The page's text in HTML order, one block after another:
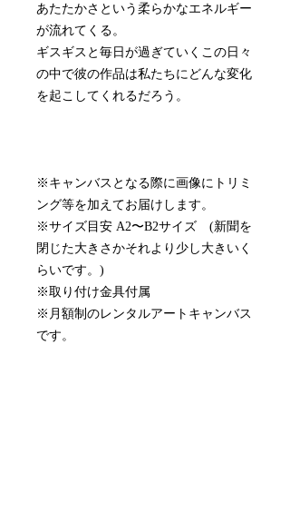
あたたかさという柔らかなエネルギー
が流れてくる。
ギスギスと毎日が過ぎていくこの日々
の中で彼の作品は私たちにどんな変化
を起こしてくれるだろう。
※キャンバスとなる際に画像にトリミ
ング等を加えてお届けします。
※サイズ目安 A2〜B2サイズ (新聞を
閉じた大きさかそれより少し大きいく
らいです。)
※取り付け金具付属
※月額制のレンタルアートキャンバス
です。